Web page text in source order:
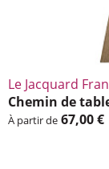
Le Jacquard
Chemin de
À partir de 67,00 €